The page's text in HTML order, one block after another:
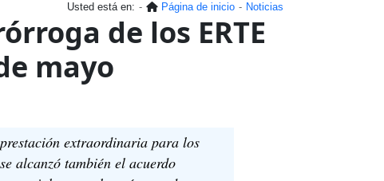
Usted está en: Página de inicio Noticias
de los ERTE
mayo
extraordinaria para los
alcanzó también el acuerdo